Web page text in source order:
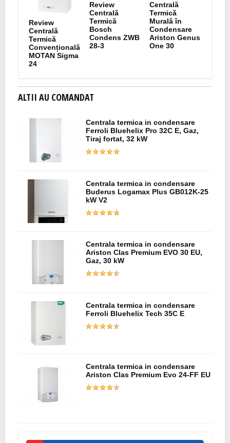
Review
Centrală
Termică
Convențională
MOTAN Sigma
24
Review
Centrală
Termică
Bosch
Condens ZWB
28-3
Centrală
Termică
Murală în
Condensare
Ariston Genus
One 30
ALTII AU COMANDAT
Centrala termica in condensare
Ferroli Bluehelix Pro 32C E, Gaz,
Tiraj fortat, 32 kW
Centrala termica in condensare
Buderus Logamax Plus GB012K-25
kW V2
Centrala termica in condensare
Ariston Clas Premium EVO 30 EU,
Gaz, 30 kW
Centrala termica in condensare
Ferroli Bluehelix Tech 35C E
Centrala termica in condensare
Ariston Clas Premium Evo 24-FF EU